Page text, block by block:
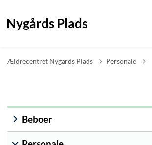
Nygårds Plads
Ældrecentret Nygårds Plads Personale
Beboer